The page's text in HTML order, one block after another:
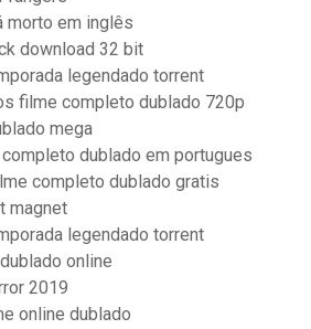
morto em inglês
download 32 bit
legendado torrent
filme completo dublado 720p
mega
dublado em portugues
completo dublado gratis
magnet
legendado torrent
online
2019
online dublado